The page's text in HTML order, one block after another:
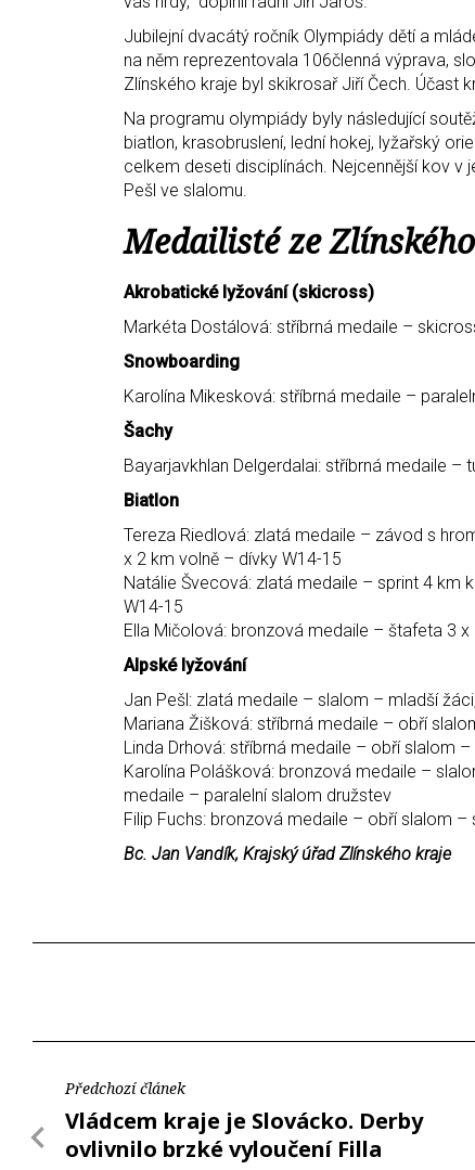
Jubilejní dvacátý ročník Olympiády dětí a
na něm reprezentovala 106členná výprava,
Zlínského kraje byl skikrosař Jiří Čech. Účast
Na programu olympiády byly následující
biatlon, krasobruslení, lední hokej, lyžařský
celkem deseti disciplínách. Nejcennější kov
Pešl ve slalomu.
Medailisté ze
Akrobatické lyžování (skicross)
Markéta Dostálová: stříbrná medaile –
Snowboarding
Karolína Mikesková: stříbrná medaile –
Šachy
Bayarjavkhlan Delgerdalai: stříbrná medaile –
Biatlon
Tereza Riedlová: zlatá medaile – závod s
x 2 km volně – dívky W14-15
Natálie Švecová: zlatá medaile – sprint 4 km
W14-15
Ella Mičolová: bronzová medaile – štafeta 3
Alpské lyžování
Jan Pešl: zlatá medaile – slalom – mladší
Mariana Žišková: stříbrná medaile – obří
Linda Drhová: stříbrná medaile – obří slalom
Karolína Polášková: bronzová medaile –
medaile – paralelní slalom družstev
Filip Fuchs: bronzová medaile – obří slalom
Bc. Jan Vandík, Krajský úřad Zlínského kraje
Předchozí článek
Vládcem kraje je Slovácko. Derby
ovlivnilo brzké vyloučení Filla